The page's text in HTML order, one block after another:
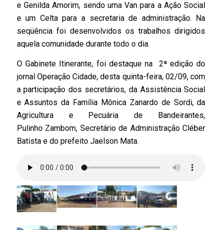
e GenildaAmorim, sendo uma Van para a Ação Social
e um Celta para a secretaria de administração. Na
seqüência foi desenvolvidos os trabalhos dirigidos
aquela comunidade durante todo o dia.
O Gabinete Itinerante, foi destaque na 2ª edição do
jornal Operação Cidade, desta quinta-feira, 02/09, com
a participação dos secretários, da Assistência Social
e Assuntos da Família Mônica Zanardode Sordi, da
Agricultura e Pecuária de Bandeirantes,
Pulinho Zambom, Secretário de Administração Cléber
Batista e do prefeito JaelsonMata.